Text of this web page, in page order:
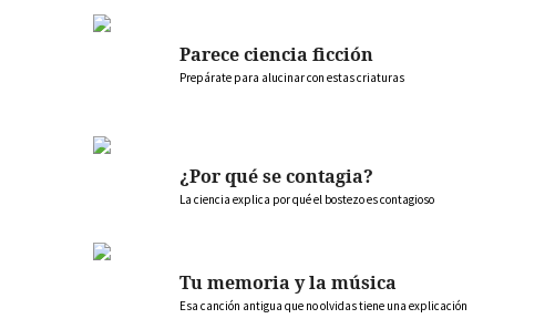
Parece ciencia ficción
Prepárate para alucinar con estas criaturas
¿Por qué se contagia?
La ciencia explica por qué el bostezo es contagioso
Tu memoria y la música
Esa canción antigua que no olvidas tiene una explicación